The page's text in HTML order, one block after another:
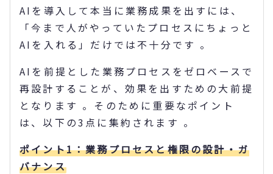
AIを導入して本当に業務成果を出すには、
「今まで人がやっていたプロセスにちょっと
AIを入れる」だけでは不十分です 。
AIを前提とした業務プロセスをゼロベースで
再設計することが、効果を出すための大前提
となります 。そのために重要なポイント
は、以下の3点に集約されます 。
ポイント1：業務プロセスと権限の設計・ガ
バナンス